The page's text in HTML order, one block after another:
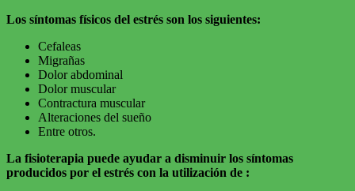
Los síntomas físicos del estrés son los siguientes:
Cefaleas
Migrañas
Dolor abdominal
Dolor muscular
Contractura muscular
Alteraciones del sueño
Entre otros.
La fisioterapia puede ayudar a disminuir los síntomas
producidos por el estrés con la utilización de :